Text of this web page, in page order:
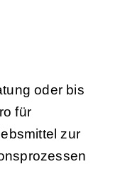
oder bis
für
zur